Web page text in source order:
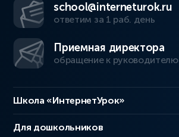
school@interneturok.ru
ответим за 1 раб. день
Приемная директора
обращение к руководителю
Школа «ИнтернетУрок»
Для дошкольников